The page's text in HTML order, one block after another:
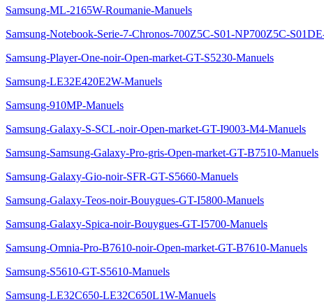
Samsung-ML-2165W-Roumanie-Manuels
Samsung-Notebook-Serie-7-Chronos-700Z5C-S01-NP700Z5C-
Samsung-Player-One-noir-Open-market-GT-S5230-Manuels
Samsung-LE32E420E2W-Manuels
Samsung-910MP-Manuels
Samsung-Galaxy-S-SCL-noir-Open-market-GT-I9003-M4-Manuels
Samsung-Samsung-Galaxy-Pro-gris-Open-market-GT-B7510-Manuels
Samsung-Galaxy-Gio-noir-SFR-GT-S5660-Manuels
Samsung-Galaxy-Teos-noir-Bouygues-GT-I5800-Manuels
Samsung-Galaxy-Spica-noir-Bouygues-GT-I5700-Manuels
Samsung-Omnia-Pro-B7610-noir-Open-market-GT-B7610-Manuels
Samsung-S5610-GT-S5610-Manuels
Samsung-LE32C650-LE32C650L1W-Manuels